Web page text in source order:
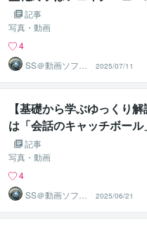
uTubeポリシー変更の真実
底検証します【ゆっくりニ
記事
写真・動画
4
SS＠動画ソフト
ウェアエンジニ
ア
2025/07/11
【基礎から学ぶゆっくり
は「会話のキャッチボー
沙の頻出フレーズを学んで
を演出しよう
記事
写真・動画
4
SS＠動画ソフト
ウェアエンジニ
ア
2025/06/21